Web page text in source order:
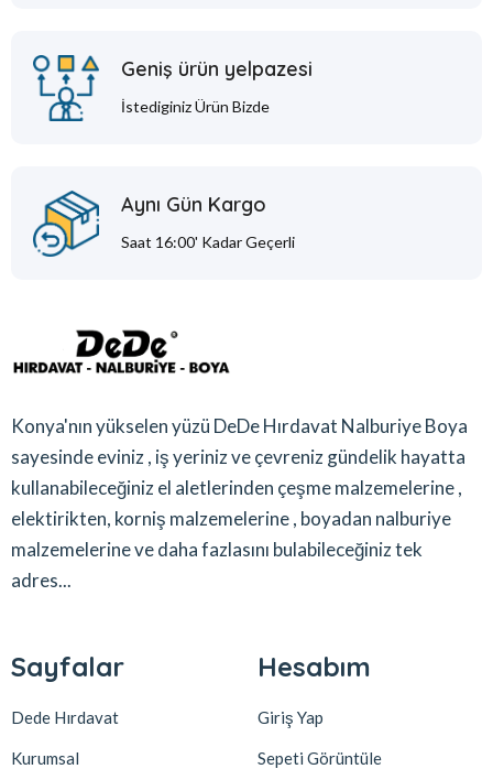
Geniş ürün yelpazesi
İstediginiz Ürün Bizde
Aynı Gün Kargo
Saat 16:00' Kadar Geçerli
Konya'nın yükselen yüzü DeDe Hırdavat Nalburiye Boya
sayesinde eviniz , iş yeriniz ve çevreniz gündelik hayatta
kullanabileceğiniz el aletlerinden çeşme malzemelerine ,
elektirikten, korniş malzemelerine , boyadan nalburiye
malzemelerine ve daha fazlasını bulabileceğiniz tek
adres...
Sayfalar
Dede Hırdavat
Kurumsal
Hesabım
Giriş Yap
Sepeti Görüntüle